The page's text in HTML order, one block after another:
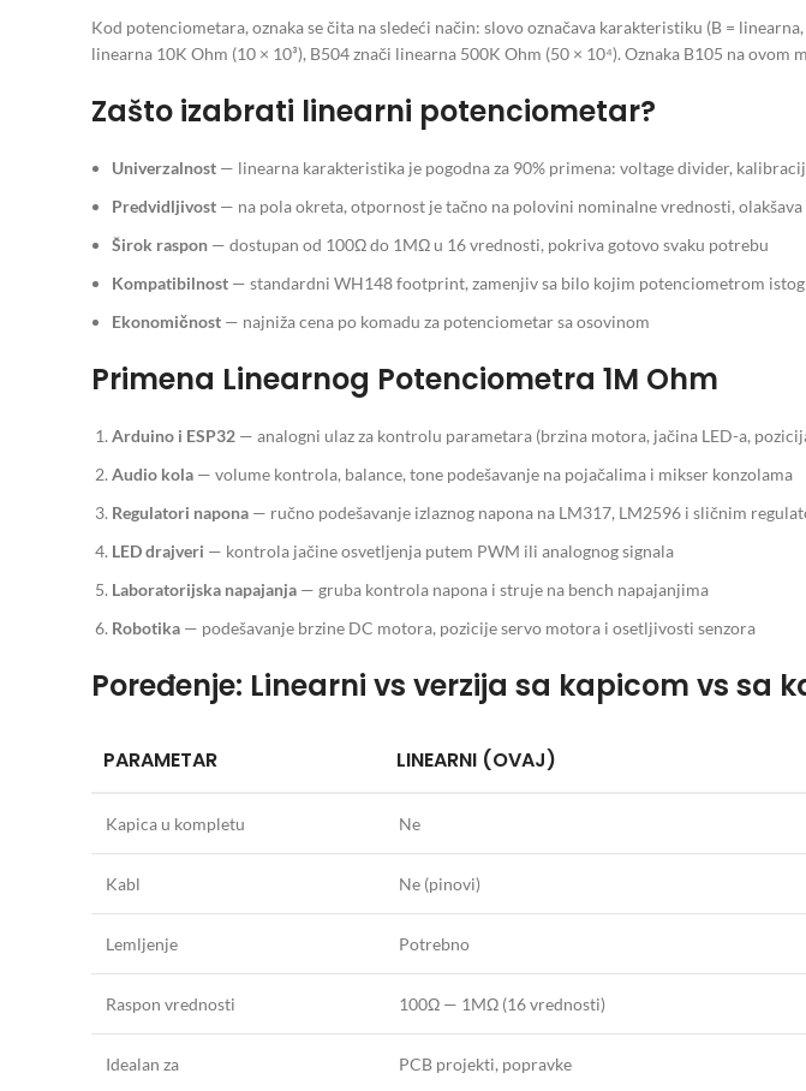
Kod potenciometara, oznaka se čita na sledeći način: slovo označava karakteristiku (B =
linearna 10K Ohm (10 × 10³), B504 znači linearna 500K Ohm (50 × 10⁴). Oznaka B105 na
Zašto izabrati linearni potenciometar?
Univerzalnost — linearna karakteristika je pogodna za 90% primena: voltage divider,
Predvidljivost — na pola okreta, otpornost je tačno na polovini nominalne vrednosti,
Širok raspon — dostupan od 100Ω do 1MΩ u 16 vrednosti, pokriva gotovo svaku potrebu
Kompatibilnost — standardni WH148 footprint, zamenjiv sa bilo kojim potenciometrom
Ekonomičnost — najniža cena po komadu za potenciometar sa osovinom
Primena Linearnog Potenciometra 1M Ohm
Arduino i ESP32 — analogni ulaz za kontrolu parametara (brzina motora, jačina LED-a,
Audio kola — volume kontrola, balance, tone podešavanje na pojačalima i mikser konzolama
Regulatori napona — ručno podešavanje izlaznog napona na LM317, LM2596 i sličnim
LED drajveri — kontrola jačine osvetljenja putem PWM ili analognog signala
Laboratorijska napajanja — gruba kontrola napona i struje na bench napajanjima
Robotika — podešavanje brzine DC motora, pozicije servo motora i osetljivosti senzora
Poređenje: Linearni vs verzija sa kapicom vs sa
PARAMETAR LINEARNI (OVAJ)
Kapica u kompletu Ne
Kabl Ne (pinovi)
Lemljenje Potrebno
Raspon vrednosti 100Ω — 1MΩ (16 vrednosti)
Idealan za PCB projekti, popravke